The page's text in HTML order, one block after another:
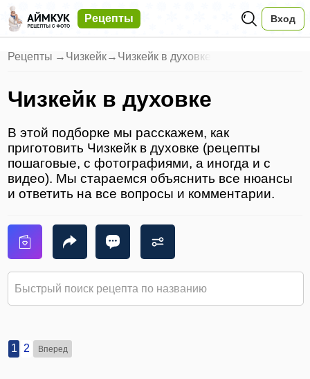
Рецепты Вход
Рецепты → Чизкейк→ Чизкейк в духовке
Чизкейк в духовке
В этой подборке мы расскажем, как
приготовить Чизкейк в духовке (рецепты
пошаговые, с фотографиями, а иногда и с
видео). Мы стараемся объяснить все нюансы
и ответить на все вопросы и комментарии.
1 2 Вперед